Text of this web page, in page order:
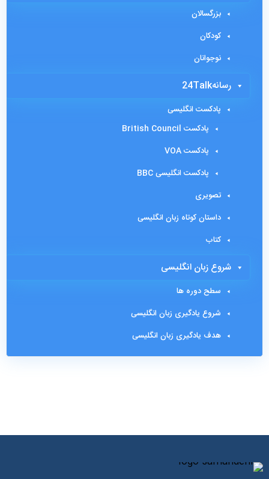
بزرگسالان
کودکان
نوجوانان
رسانه24Talk
پادکست انگلیسی
پادکست British Council
پادکست VOA
پادکست انگلیسی BBC
تصویری
داستان کوتاه زبان انگلیسی
کتاب
شروع زبان انگلیسی
سطح دوره ها
شروع یادگیری زبان انگلیسی
هدف یادگیری زبان انگلیسی